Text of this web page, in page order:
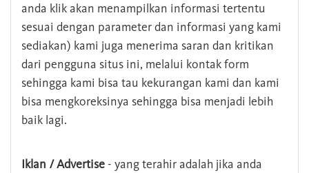
anda klik akan menampilkan informasi tertentu
sesuai dengan parameter dan informasi yang kami
sediakan) kami juga menerima saran dan kritikan
dari pengguna situs ini, melalui kontak form
sehingga kami bisa tau kekurangan kami dan kami
bisa mengkoreksinya sehingga bisa menjadi lebih
baik lagi.
Iklan / Advertise - yang terahir adalah jika anda